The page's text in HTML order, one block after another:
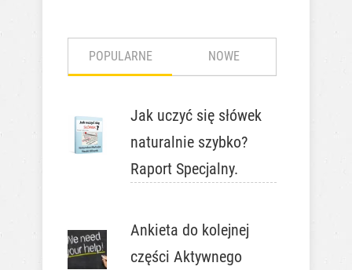
POPULARNE NOWE
Jak uczyć się słówek
naturalnie szybko?
Raport Specjalny.
Ankieta do kolejnej
części Aktywnego